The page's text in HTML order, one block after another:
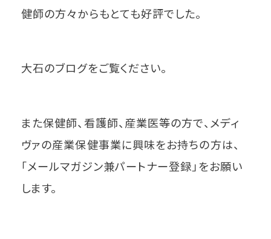
健師の方々からもとても好評でした。
大石のブログをご覧ください。
また保健師、看護師、産業医等の方で、メディ
ヴァの産業保健事業に興味をお持ちの方は、
「メールマガジン兼パートナー登録」をお願い
します。